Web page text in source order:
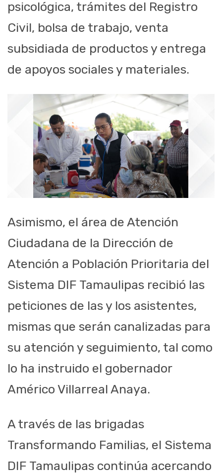
psicológica, trámites del Registro
Civil, bolsa de trabajo, venta
subsidiada de productos y entrega
de apoyos sociales y materiales.
Asimismo, el área de Atención
Ciudadana de la Dirección de
Atención a Población Prioritaria del
Sistema DIF Tamaulipas recibió las
peticiones de las y los asistentes,
mismas que serán canalizadas para
su atención y seguimiento, tal como
lo ha instruido el gobernador
Américo Villarreal Anaya.
A través de las brigadas
Transformando Familias, el Sistema
DIF Tamaulipas continúa acercando